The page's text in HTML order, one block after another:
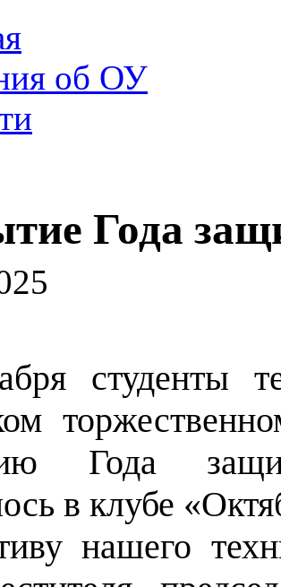
об ОУ
Года
студенты
Года
в клубе
нашего